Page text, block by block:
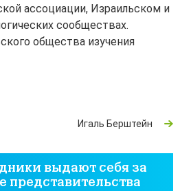
ассоциации, Израильском и
сообществах.
общества изучения
Игаль Берштейн
выдают себя за